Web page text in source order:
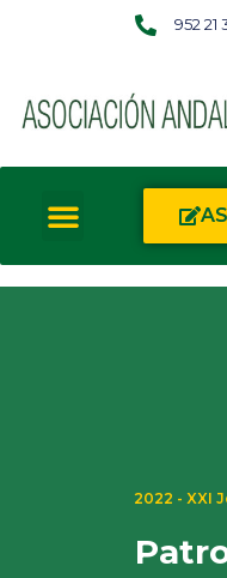
952 21
2022 - XXI